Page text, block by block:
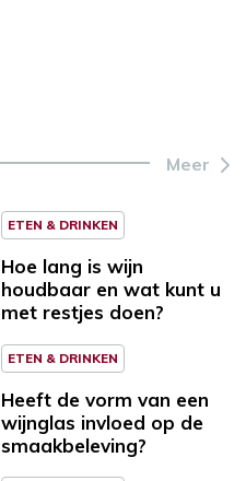
Meer
ETEN & DRINKEN
Hoe lang is wijn
houdbaar en wat kunt u
met restjes doen?
ETEN & DRINKEN
Heeft de vorm van een
wijnglas invloed op de
smaakbeleving?